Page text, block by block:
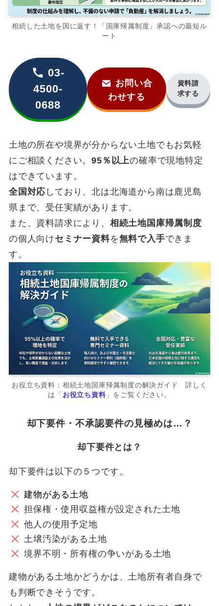
相続した土地を国に返す！「国庫帰属制度」承認への最短ル
ート
03-
4500-
0688
お問い合
わせする
資料請
求する
土地の所在や境界が分からない土地でもお気軽
にご相談ください。95％以上の確率で現地特定
はできています。
全国対応 しており、北は北海道から南は鹿児島
県まで、受任実績があります。
また、資料請求により、 相続土地国庫帰属制度
の個人向けセミナー資料を無料で入手できま
す。
お役立ち資料：相続土地国庫帰属制度の解決ガイド 詳しく
は「 お役立ち資料」をご覧ください。
却下要件・不承認要件の見極めは…？
却下要件とは？
却下要件は以下の５つです。
建物がある土地
担保権・使用収益権が設定された土地
他人の使用予定地
土壌汚染がある土地
境界不明・所有権の争いがある土地
建物がある土地かどうかは、土地所有者自身で
も判断できそうです。